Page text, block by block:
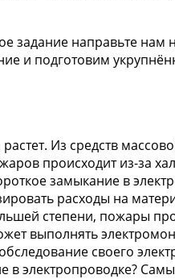
задание направьте нам
и подготовим
Из средств
происходит из-за
замыкание в
расходы на
степени, пожары
выполнять
своего
в электропроводке?